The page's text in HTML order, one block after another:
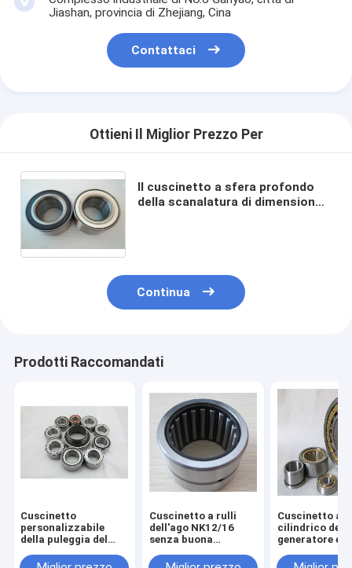
Jiashan, provincia di Zhejiang, Cina
Contattaci
Ottieni Il Miglior Prezzo Per
Il cuscinetto a sfera profondo
della scanalatura di dimensione
Continua
Prodotti Raccomandati
Cuscinetto
personalizzabile
della puleggia del
a sfera
Cuscinetto a rulli
dell'ago NK12/16
senza buona
di capacità di carico
Cuscinetto a
cilindrico del
generatore
su portante